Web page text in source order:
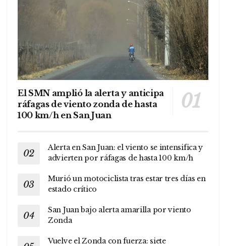
El SMN amplió la alerta y anticipa
ráfagas de viento zonda de hasta
100 km/h en San Juan
Alerta en San Juan: el viento se intensifica y
advierten por ráfagas de hasta 100 km/h
Murió un motociclista tras estar tres días en
estado crítico
San Juan bajo alerta amarilla por viento
Zonda
Vuelve el Zonda con fuerza: siete